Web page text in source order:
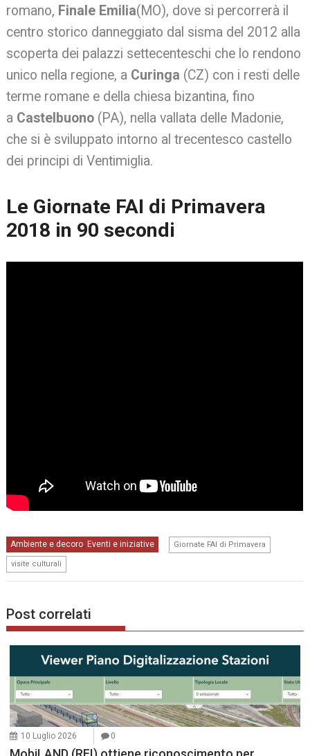
romano, Finale Emilia(MO), dove si percorrerà il
centro storico danneggiato dal sisma del 2012 alla
scoperta dei palazzi settecenteschi che lo rendono
unico nella regione, a Curinga (CZ) con i resti delle
terme romane e della chiesa bizantina, fino
a Castelbuono (PA), nella vallata delle Madonie,
che si è sviluppato intorno al trecentesco castello
dei principi di Ventimiglia.
Le Giornate FAI di Primavera
2018 in 90 secondi
Ambiente e decoro, Eventi e iniziative Giornate FAI di Primavera
visite culturali
Post correlati
10 Luglio 2026 0